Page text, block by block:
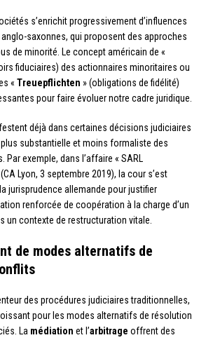
s’enrichit progressivement d’influences
saxonnes, qui proposent des approches
de minorité. Le concept américain de «
fiduciaires) des actionnaires minoritaires ou
« Treuepflichten » (obligations de fidélité)
pour faire évoluer notre cadre juridique.
déjà dans certaines décisions judiciaires
substantielle et moins formaliste des
exemple, dans l’affaire « SARL
Lyon, 3 septembre 2019), la cour s’est
jurisprudence allemande pour justifier
renforcée de coopération à la charge d’un
un contexte de restructuration vitale.
de modes alternatifs de
des procédures judiciaires traditionnelles,
pour les modes alternatifs de résolution
La médiation et l’arbitrage offrent des